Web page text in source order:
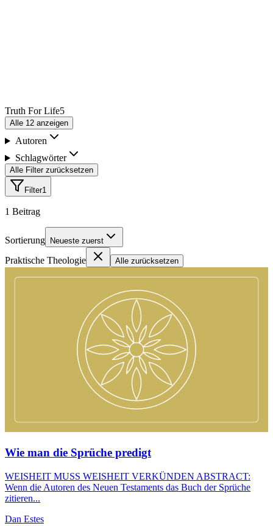
Truth For Life5
Alle 12 anzeigen
Autoren
Schlagwörter
Alle Filter zurücksetzen
Filter1
1 Beitrag
Sortierung Neueste zuerst
Praktische Theologie Alle zurücksetzen
Wie man die Sprüche predigt
WEISHEIT MUSS WEISHEIT VERKÜNDEN ABSTRACT:
Wenn die Autoren des Neuen Testaments das Buch der Sprüche
zitieren...
Dan Estes